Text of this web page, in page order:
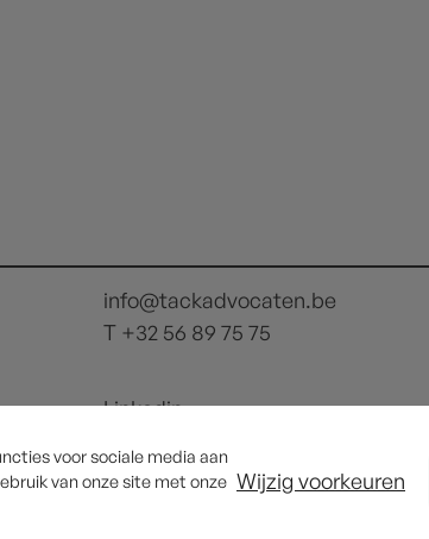
info@tackadvocaten.be
T +32 56 89 75 75
Linkedin
voor sociale media aan
van onze site met onze Wijzig voorkeuren